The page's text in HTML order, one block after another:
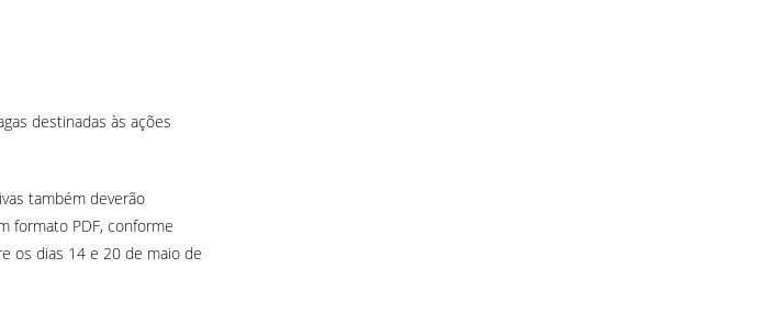
destinadas às ações
também deverão
formato PDF, conforme
os dias 14 e 20 de maio de